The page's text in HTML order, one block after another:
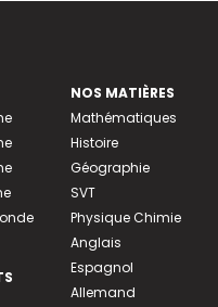
NOS MATIÈRES
Mathématiques
Histoire
Géographie
SVT
Physique Chimie
Anglais
Espagnol
Allemand